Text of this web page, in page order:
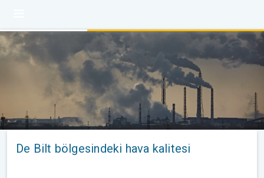
De Bilt bölgesindeki hava kalitesi